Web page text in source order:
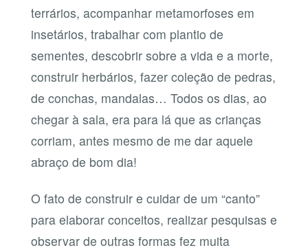
terrários, acompanhar metamorfoses em
insetários, trabalhar com plantio de
sementes, descobrir sobre a vida e a morte,
construir herbários, fazer coleção de pedras,
de conchas, mandalas… Todos os dias, ao
chegar à sala, era para lá que as crianças
corriam, antes mesmo de me dar aquele
abraço de bom dia!
O fato de construir e cuidar de um “canto”
para elaborar conceitos, realizar pesquisas e
observar de outras formas fez muita